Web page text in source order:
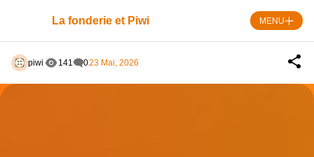
La fonderie et Piwi MENU
piwi 141 023 Mai, 2026